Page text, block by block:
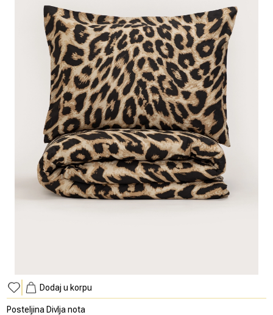
Dodaj u korpu
Posteljina Divlja nota